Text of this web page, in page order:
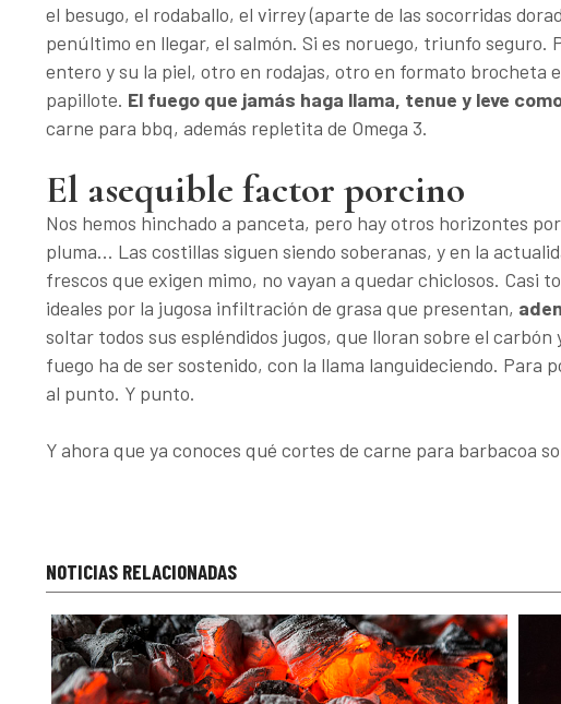
el besugo, el rodaballo, el virrey (aparte de las socorridas
penúltimo en llegar, el salmón. Si es noruego, triunfo
entero y su la piel, otro en rodajas, otro en formato brocheta
papillote. El fuego que jamás haga llama, tenue y leve
carne para bbq, además repletita de Omega 3.
El asequible factor porcino
Nos hemos hinchado a panceta, pero hay otros horizontes
pluma... Las costillas siguen siendo soberanas, y en la
frescos que exigen mimo, no vayan a quedar chiclosos. Casi
ideales por la jugosa infiltración de grasa que presentan,
soltar todos sus espléndidos jugos, que lloran sobre el
fuego ha de ser sostenido, con la llama languideciendo. Para
al punto. Y punto.
Y ahora que ya conoces qué cortes de carne para barbacoa
NOTICIAS RELACIONADAS